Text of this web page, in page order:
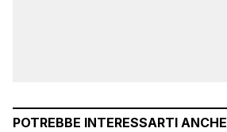
POTREBBE INTERESSARTI ANCHE